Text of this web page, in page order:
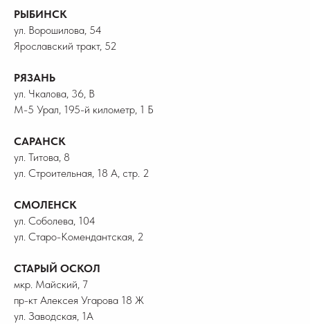
РЫБИНСК
ул. Ворошилова, 54
Ярославский тракт, 52
РЯЗАНЬ
ул. Чкалова, 36, В
М-5 Урал, 195-й километр, 1 Б
САРАНСК
ул. Титова, 8
ул. Строительная, 18 А, стр. 2
СМОЛЕНСК
ул. Соболева, 104
ул. Старо-Комендантская, 2
СТАРЫЙ ОСКОЛ
мкр. Майский, 7
пр-кт Алексея Угарова 18 Ж
ул. Заводская, 1А